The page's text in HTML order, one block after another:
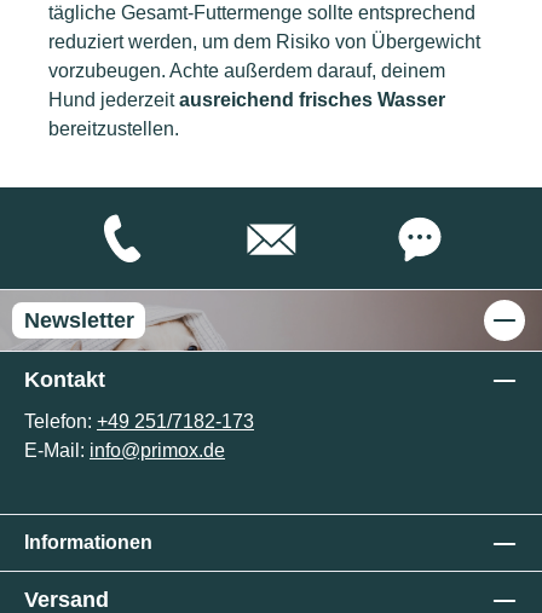
tägliche Gesamt-Futtermenge sollte entsprechend
reduziert werden, um dem Risiko von Übergewicht
vorzubeugen. Achte außerdem darauf, deinem
Hund jederzeitausreichend frisches Wasser
bereitzustellen.
Newsletter
Kontakt
Telefon: +49 251/7182-173
E-Mail: info@primox.de
Informationen
Versand